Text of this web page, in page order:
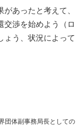
あったと考えて、
交渉を始めよう（ロ
ょう、状況によって
団体副事務局長としての